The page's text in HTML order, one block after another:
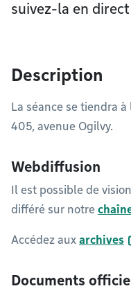
suivez-la en
Description
La séance se tiendra
405, avenue Ogilvy.
Webdiffusion
Il est possible de
différé sur notre
Accédez aux archives
Documents